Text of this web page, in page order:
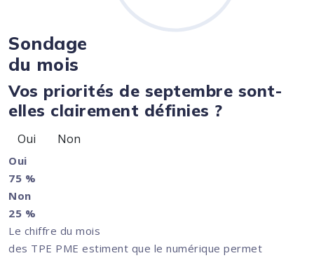
Sondage
du mois
Vos priorités de septembre sont-
elles clairement définies ?
Oui Non
Oui
75 %
Non
25 %
Le chiffre du mois
des TPE PME estiment que le numérique permet